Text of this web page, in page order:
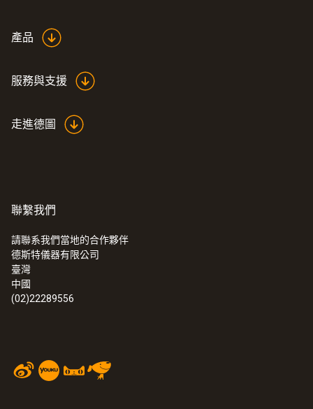
產品
服務與支援
走進德圖
聯繫我們
請聯系我們當地的合作夥伴
德斯特儀器有限公司
臺灣
中國
(02)22289556